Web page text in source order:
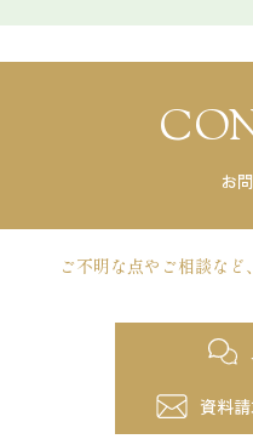
12:00 - 12:30
△残りわずか ×満席
残席◯あり △残りわずか×満席
詳
会場コーディネ
お
ご不明な点やご相談など、
資料